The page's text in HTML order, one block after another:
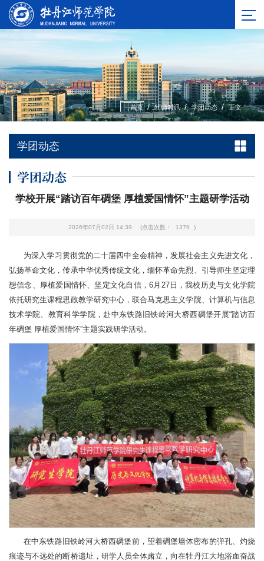
首页 / 牡师时讯 / 学团动态 / 正文
学团动态
学团动态
学校开展“踏访百年碉堡 厚植爱国情怀”主题研学活动
2026年07月02日 14:39 (点击次数： 1379 )
为深入学习贯彻党的二十届四中全会精神，发展社会主义先进文化，
弘扬革命文化，传承中华优秀传统文化，缅怀革命先烈、引导师生坚定理
想信念、厚植爱国情怀、坚定文化自信，6月27日，我校历史与文化学院
依托研究生课程思政教学研究中心，联合马克思主义学院、计算机与信息
技术学院、教育科学学院，赴中东铁路旧铁岭河大桥西碉堡开展“踏访百
年碉堡 厚植爱国情怀”主题实践研学活动。
在中东铁路旧铁岭河大桥西碉堡前，望着碉堡墙体密布的弹孔、灼烧
痕迹与不远处的断桥遗址，研学人员全体肃立，向在牡丹江大地浴血奋战